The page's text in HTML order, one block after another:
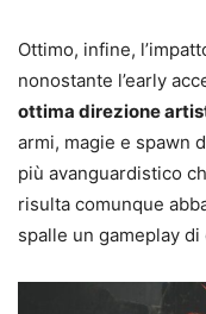
Ottimo, infine,
nonostante l’early
ottima direzione
armi, magie e spawn
più avanguardistico
risulta comunque
spalle un gameplay